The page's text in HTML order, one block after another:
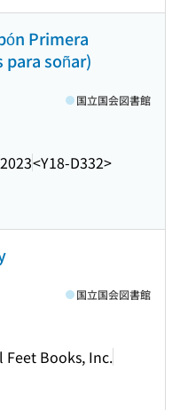
Primera
soñar)
2023<Y18-D332>
国立国会図書館
Feet Books, Inc.
国立国会図書館